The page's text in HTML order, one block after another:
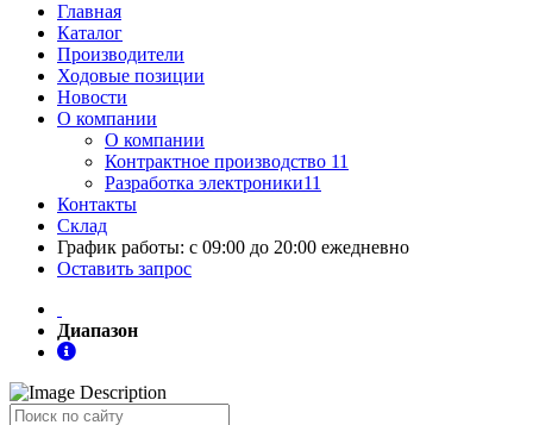
Главная
Каталог
Производители
Ходовые позиции
Новости
О компании
О компании
Контрактное производство 11
Разработка электроники11
Контакты
Склад
График работы: с 09:00 до 20:00 ежедневно
Оставить запрос
Диапазон
Поиск